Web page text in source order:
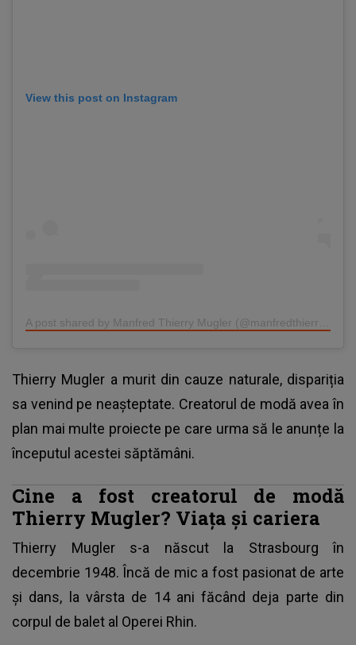
View this post on Instagram
A post shared by Manfred Thierry Mugler (@manfredthierrymugler)
Thierry Mugler a murit din cauze naturale, dispariția
sa venind pe neașteptate. Creatorul de modă avea în
plan mai multe proiecte pe care urma să le anunțe la
începutul acestei săptămâni.
Cine a fost creatorul de modă
Thierry Mugler? Viața și cariera
Thierry Mugler s-a născut la Strasbourg în
decembrie 1948. Încă de mic a fost pasionat de arte
și dans, la vârsta de 14 ani făcând deja parte din
corpul de balet al Operei Rhin.